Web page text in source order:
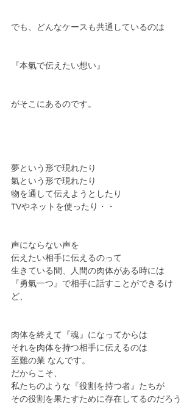
でも、どんなケースも共通しているのは
『本氣で伝えたい想い』
がそこにあるのです。
夢という形で現れたり
氣という形で現れたり
物を通して伝えようとしたり
TVやネットを使ったり・・
声にならない声を
伝えたい相手に伝えるのって
生きている間、人間の肉体がある時には
『勇氣一つ』で相手に話すことができるけ
ど、
肉体を終えて『魂』になってからは
それを肉体を持つ相手に伝えるのは
至難の業 なんです。
だからこそ、
私たちのような『役割を持つ者』たちが
その役割を果たすために存在してるのだろう